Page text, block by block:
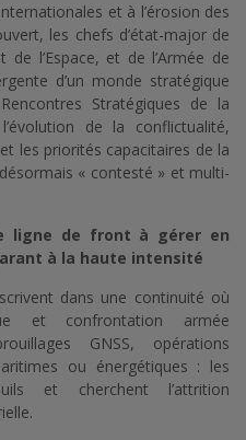
et à l’érosion des
les chefs d’état-major de
de l’Espace, et de l’Armée de
d’un monde stratégique
Stratégiques de la
de la conflictualité,
les priorités capacitaires de la
« contesté » et multi-
ligne de front à gérer en
à la haute intensité
dans une continuité où
et confrontation armée
GNSS, opérations
ou énergétiques : les
et cherchent l’attrition